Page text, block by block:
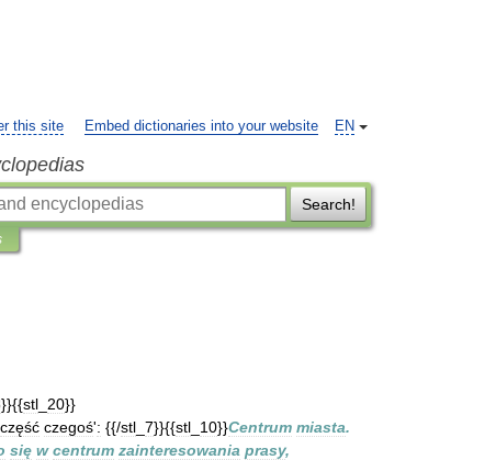
EN
this site Embed dictionaries into your website
Search!
}}{{stl 20}}
część czegoś': {{/stl 7}}{{stl 10}}Centrum miasta.
się w centrum zainteresowania prasy,